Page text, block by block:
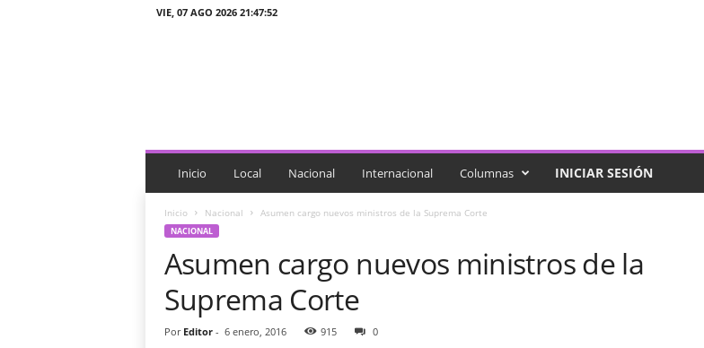
VIE, 07 AGO 2026 21:47:52
c
a
Inicio Local Nacional Internacional Columnas INICIAR SESIÓN
Inicio Nacional Asumen cargo nuevos ministros de la Suprema Corte
NACIONAL
Asumen cargo nuevos ministros de la
Suprema Corte
Por Editor- 6 enero, 2016 915 0